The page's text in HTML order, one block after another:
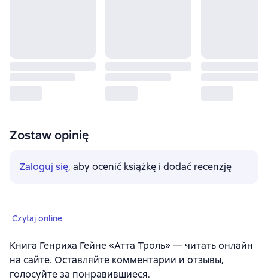
Zostaw opinię
Zaloguj się, aby ocenić książkę i dodać recenzję
Czytaj online
Книга Генриха Гейне «Атта Троль» — читать онлайн
на сайте. Оставляйте комментарии и отзывы,
голосуйте за понравившиеся.